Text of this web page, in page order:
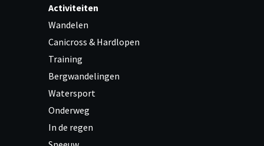
Activiteiten
Wandelen
Canicross & Hardlopen
Training
Bergwandelingen
Watersport
Onderweg
In de regen